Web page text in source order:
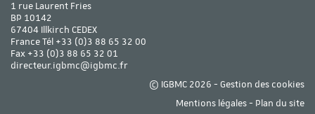
1 rue Laurent Fries
BP 10142
67404 Illkirch CEDEX
France Tél +33 (0)3 88 65 32 00
Fax +33 (0)3 88 65 32 01
directeur.igbmc@igbmc.fr
© IGBMC 2026 - Gestion des cookies
Mentions légales- Plan du site